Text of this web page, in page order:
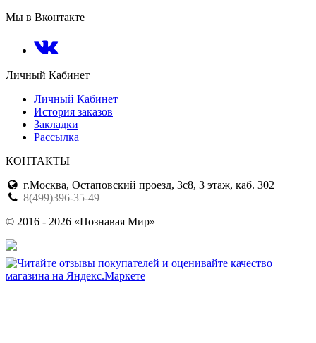
Мы в Вконтакте
Личный Кабинет
Личный Кабинет
История заказов
Закладки
Рассылка
КОНТАКТЫ
г.Москва, Остаповский проезд, 3с8, 3 этаж, каб. 302
8(499)396-35-49
© 2016 - 2026 «Познавая Мир»